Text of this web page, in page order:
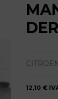
12,10 €